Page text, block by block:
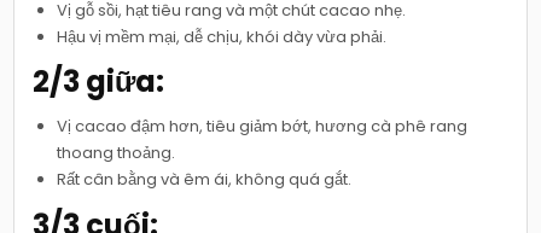
Vị gỗ sồi, hạt tiêu rang và một chút cacao nhẹ.
Hậu vị mềm mại, dễ chịu, khói dày vừa phải.
2/3 giữa:
Vị cacao đậm hơn, tiêu giảm bớt, hương cà phê rang
thoang thoảng.
Rất cân bằng và êm ái, không quá gắt.
3/3 cuối: